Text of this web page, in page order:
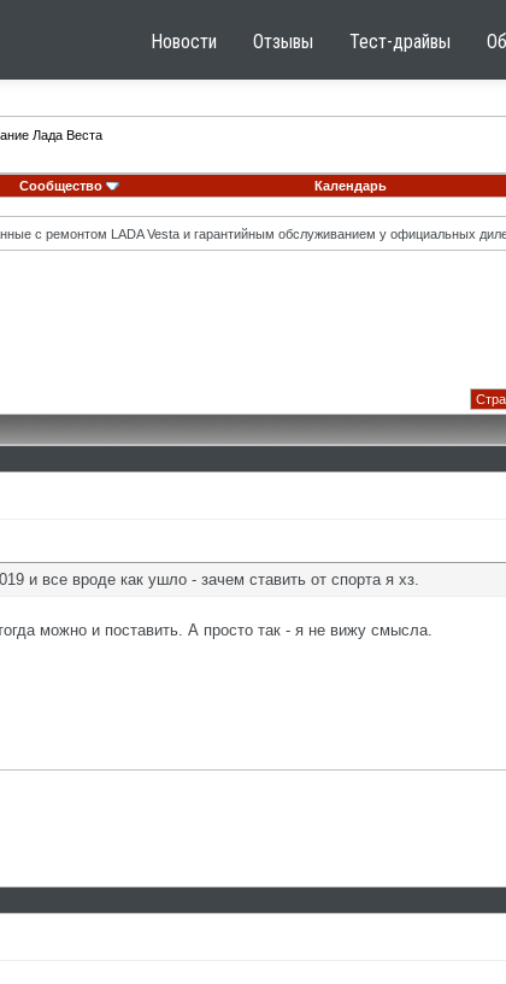
Новости Отзывы Тест-драйвы
Лада Веста
Сообщество Календарь
с ремонтом LADA Vesta и гарантийным обслуживанием у официальных
и все вроде как ушло - зачем ставить от спорта я хз.
можно и поставить. А просто так - я не вижу смысла.